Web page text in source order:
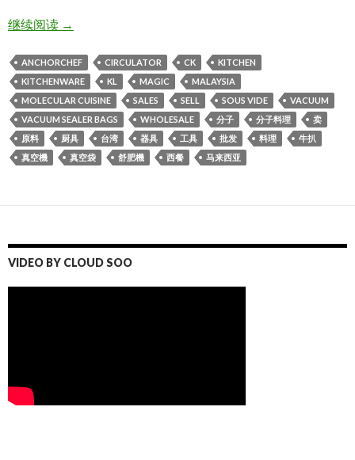
继续阅读[分子料理] AnchorChef Sous Vide低溫機 真空機 CK
→
ANCHORCHEF CIRCULATOR CK
KITCHEN
KITCHENWARE
KL MAGIC
MALAYSIA
MOLECULAR CUISINE
SALES SELL SOUS VIDE
VACUUM
VACUUM SEALER BAGS
WHOLESALE 分子 分子料理
卖
原料
厨具 台湾 器具 工具 批发 料理
牛扒
真空機
真空袋 舒肥機 西餐 马来西亚
VIDEO BY CLOUD SOO